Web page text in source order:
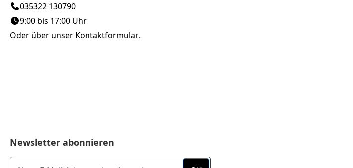
035322 130790
9:00 bis 17:00 Uhr
Oder über unser Kontaktformular.
Newsletter abonnieren
Neue E-Mail-Adresse eingeben ...